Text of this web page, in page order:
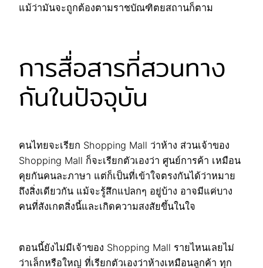
แม้ว่ามันจะถูกต้องตามราชบัณฑิตยสถานก็ตาม
การสื่อสารที่สวนทาง
กันในปัจจุบัน
คนไทยจะเรียก Shopping Mall ว่าห้าง ส่วนเจ้าของ
Shopping Mall ก็จะเรียกตัวเองว่า ศูนย์การค้า เหมือน
คุยกันคนละภาษา แต่ก็เป็นที่เข้าใจตรงกันได้ว่าหมาย
ถึงสิ่งเดียวกัน แม้จะรู้สึกแปลกๆ อยู่บ้าง อาจมีแค่บาง
คนที่สังเกตสิ่งนี้และเกิดความสงสัยขึ้นในใจ
ตอนนี้ยังไม่มีเจ้าของ Shopping Mall รายไหนเลยไม่
ว่าเล็กหรือใหญ่ ที่เรียกตัวเองว่าห้างเหมือนลูกค้า ทุก